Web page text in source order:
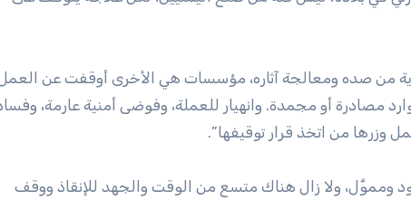
من صده ومعالجة آثاره، مؤسسات هي الأخرى أوقفت عن
مصادرة أو مجمدة. وانهيار للعملة، وفوضى أمنية عارمة،
وزرها من اتخذ قرار توقيفها”.
ومموَّل، ولا زال هناك متسع من الوقت والجهد للإنقاذ ووقف